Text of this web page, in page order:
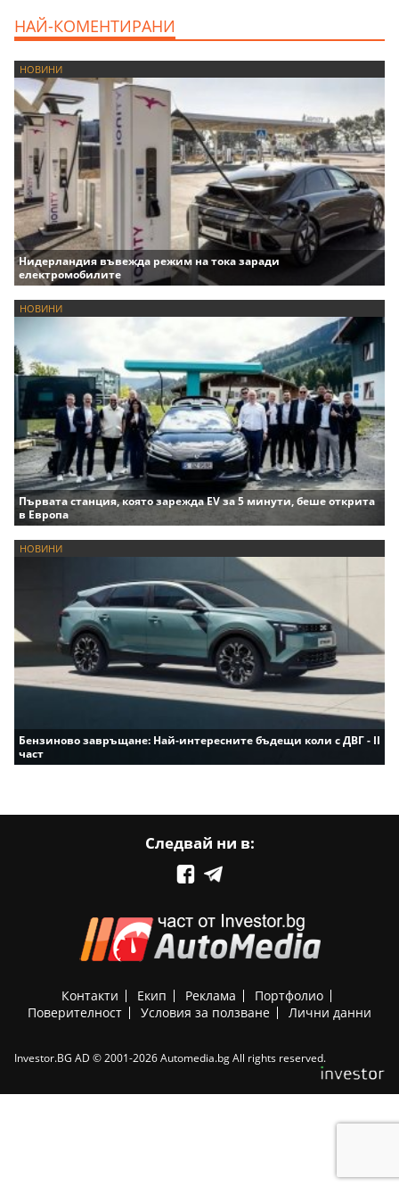
НАЙ-КОМЕНТИРАНИ
НОВИНИ
Нидерландия въвежда режим на тока заради
електромобилите
НОВИНИ
Първата станция, която зарежда EV за 5 минути, беше открита
в Европа
НОВИНИ
Бензиново завръщане: Най-интересните бъдещи коли с ДВГ - II
част
Следвай ни в:
Контакти Екип Реклама
Портфолио
Поверителност
Условия за ползване Лични данни
Investor.BG AD © 2001-2026 Automedia.bg All rights reserved.